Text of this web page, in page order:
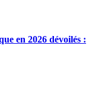
en 2026 dévoilés :